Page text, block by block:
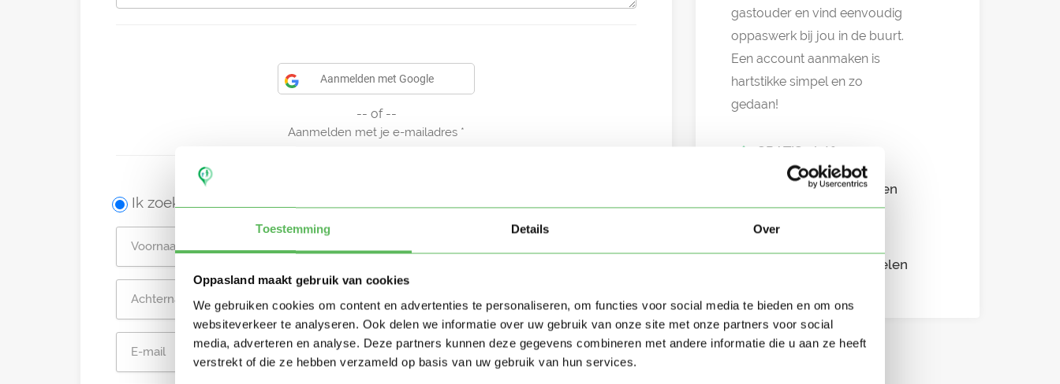
Toestemming Details Over
Oppasland maakt gebruik van cookies
We gebruiken cookies om content en advertenties te personaliseren, om functies voor social media te bieden en om ons
websiteverkeer te analyseren. Ook delen we informatie over uw gebruik van onze site met onze partners voor social
media, adverteren en analyse. Deze partners kunnen deze gegevens combineren met andere informatie die u aan ze heeft
verstrekt of die ze hebben verzameld op basis van uw gebruik van hun services.
Aanmelden met Google
-- of --
Aanmelden met je e-mailadres
Ik zoek een oppas
gastouder en vind eenvoudig
oppaswerk bij jou in de buurt.
Een account aanmaken is
hartstikke simpel en zo
gedaan!
GRATIS platform
Eenvoudig aanmelden
Snel in contact
Overzichtelijke profielen